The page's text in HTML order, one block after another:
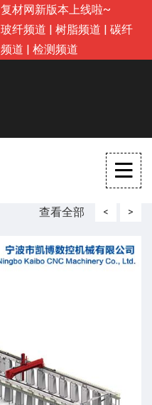
复材网新版本上线啦~
玻纤频道 | 树脂频道 | 碳纤
频道 | 检测频道
查看全部 < >